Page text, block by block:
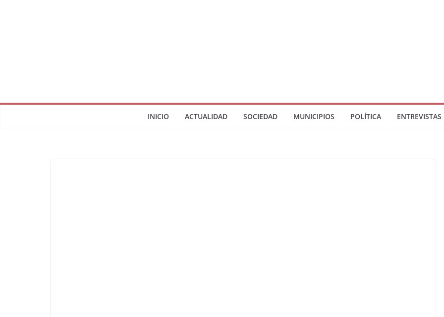
INICIO ACTUALIDAD SOCIEDAD MUNICIPIOS POLÍTICA ENTREVISTAS